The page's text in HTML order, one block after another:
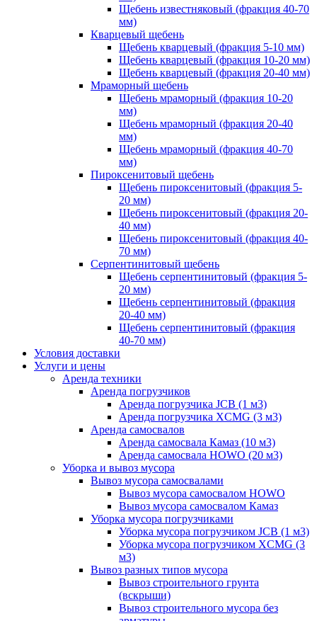
Щебень известняковый (фракция 40-70
мм)
Кварцевый щебень
Щебень кварцевый (фракция 5-10 мм)
Щебень кварцевый (фракция 10-20 мм)
Щебень кварцевый (фракция 20-40 мм)
Мраморный щебень
Щебень мраморный (фракция 10-20
мм)
Щебень мраморный (фракция 20-40
мм)
Щебень мраморный (фракция 40-70
мм)
Пироксенитовый щебень
Щебень пироксенитовый (фракция 5-
20 мм)
Щебень пироксенитовый (фракция 20-
40 мм)
Щебень пироксенитовый (фракция 40-
70 мм)
Серпентинитовый щебень
Щебень серпентинитовый (фракция 5-
20 мм)
Щебень серпентинитовый (фракция
20-40 мм)
Щебень серпентинитовый (фракция
40-70 мм)
Условия доставки
Услуги и цены
Аренда техники
Аренда погрузчиков
Аренда погрузчика JCB (1 м3)
Аренда погрузчика XCMG (3 м3)
Аренда самосвалов
Аренда самосвала Камаз (10 м3)
Аренда самосвала HOWO (20 м3)
Уборка и вывоз мусора
Вывоз мусора самосвалами
Вывоз мусора самосвалом HOWO
Вывоз мусора самосвалом Камаз
Уборка мусора погрузчиками
Уборка мусора погрузчиком JCB (1 м3)
Уборка мусора погрузчиком XCMG (3
м3)
Вывоз разных типов мусора
Вывоз строительного грунта
(вскрыши)
Вывоз строительного мусора без